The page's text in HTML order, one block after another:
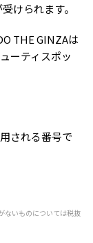
けられます。
THE GINZAは
ーティスポッ
される番号で
ないものについては税抜